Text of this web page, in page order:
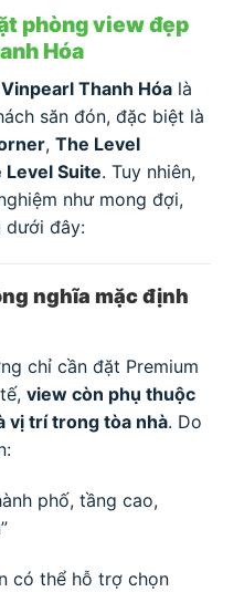
phòng view đẹp
Hóa
Thanh Hóa là
săn đón, đặc biệt là
, The Level
Level Suite. Tuy nhiên,
như mong đợi,
dưới đây:
nghĩa mặc định
chỉ cần đặt Premium
view còn phụ thuộc
vị trí trong tòa nhà. Do
phố, tầng cao,
có thể hỗ trợ chọn